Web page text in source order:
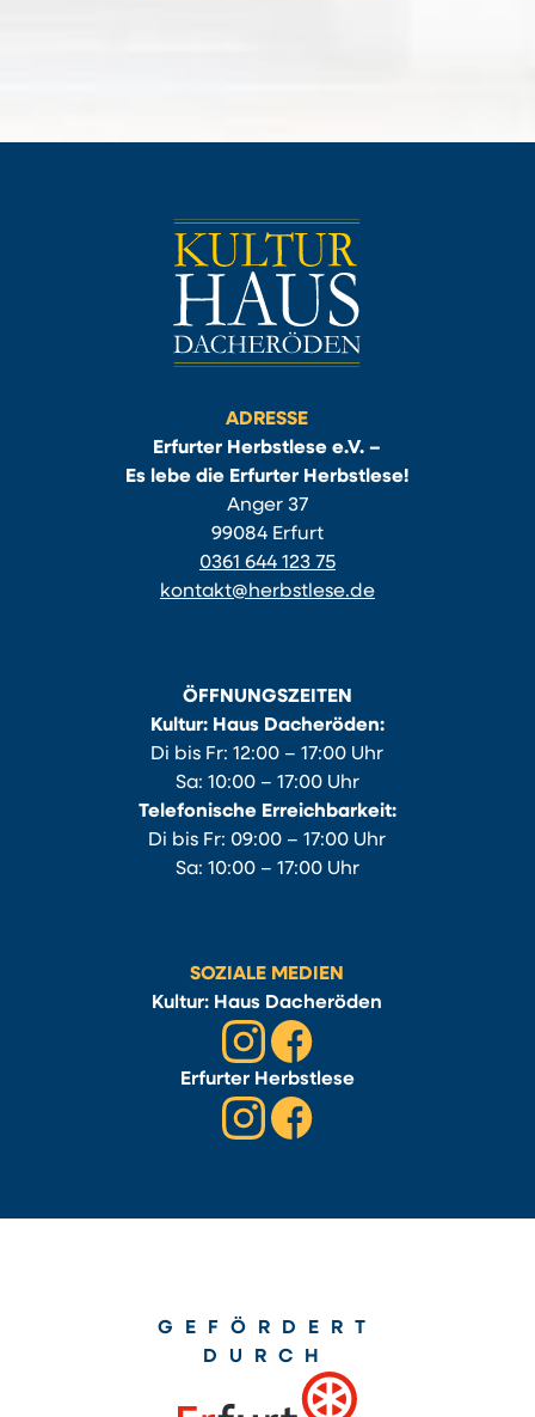
ADRESSE
Erfurter Herbstlese e.V. –
Es lebe die Erfurter Herbstlese!
Anger 37
99084 Erfurt
0361 644 123 75
kontakt@herbstlese.de
ÖFFNUNGSZEITEN
Kultur: Haus Dacheröden:
Di bis Fr: 12:00 – 17:00 Uhr
Sa: 10:00 – 17:00 Uhr
Telefonische Erreichbarkeit:
Di bis Fr: 09:00 – 17:00 Uhr
Sa: 10:00 – 17:00 Uhr
SOZIALE MEDIEN
Kultur: Haus Dacheröden
Erfurter Herbstlese
GEFÖRDERT
DURCH